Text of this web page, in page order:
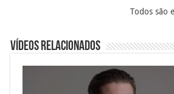
Todos são
Vídeos Relacionados